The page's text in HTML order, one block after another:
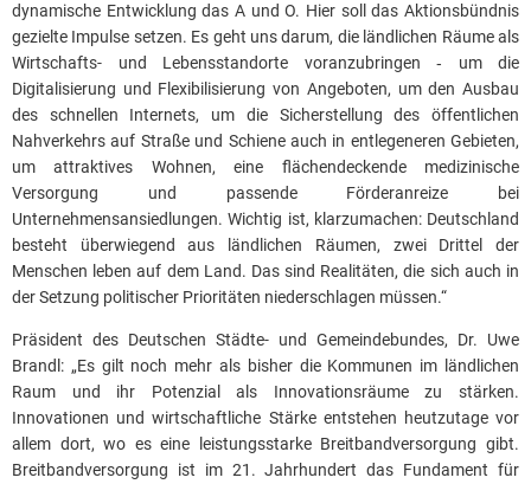
dynamische Entwicklung das A und O. Hier soll das Aktionsbündnis
gezielte Impulse setzen. Es geht uns darum, die ländlichen Räume als
Wirtschafts- und Lebensstandorte voranzubringen ‑ um die
Digitalisierung und Flexibilisierung von Angeboten, um den Ausbau
des schnellen Internets, um die Sicherstellung des öffentlichen
Nahverkehrs auf Straße und Schiene auch in entlegeneren Gebieten,
um attraktives Wohnen, eine flächendeckende medizinische
Versorgung und passende Förderanreize bei
Unternehmensansiedlungen. Wichtig ist, klarzumachen: Deutschland
besteht überwiegend aus ländlichen Räumen, zwei Drittel der
Menschen leben auf dem Land. Das sind Realitäten, die sich auch in
der Setzung politischer Prioritäten niederschlagen müssen.“
Präsident des Deutschen Städte- und Gemeindebundes, Dr. Uwe
Brandl: „Es gilt noch mehr als bisher die Kommunen im ländlichen
Raum und ihr Potenzial als Innovationsräume zu stärken.
Innovationen und wirtschaftliche Stärke entstehen heutzutage vor
allem dort, wo es eine leistungsstarke Breitbandversorgung gibt.
Breitbandversorgung ist im 21. Jahrhundert das Fundament für